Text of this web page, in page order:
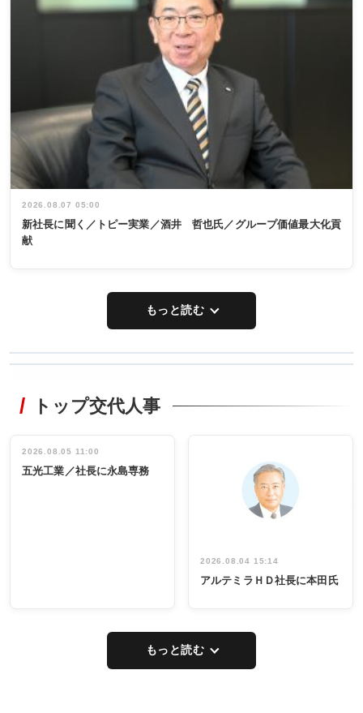
2026.08.07 05:00
新社長に聞く／トピー実業／酒井 哲也氏／グループ価値最大化貢
献
もっと読む
非鉄業界で
インタビュ
ー／社内ア
タックトレー
祝う 業界関
係者ら220人
出席
トップ交代人事
2026.08.05 11:00
五光工業／社長に永島専務
2026.08.04 15:14
アルテミラＨＤ社長に本田氏
もっと読む